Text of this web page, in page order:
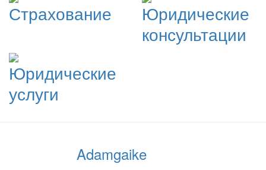
Страхование
Юридические
консультации
Юридические
услуги
Adamgaike